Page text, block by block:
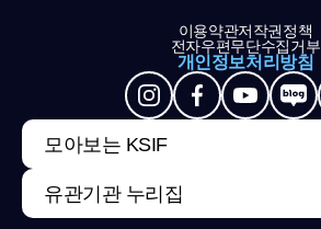
이용약관저작권정책
전자우편무단수집거부
개인정보처리방침
모아보는 KSIF
유관기관 누리집